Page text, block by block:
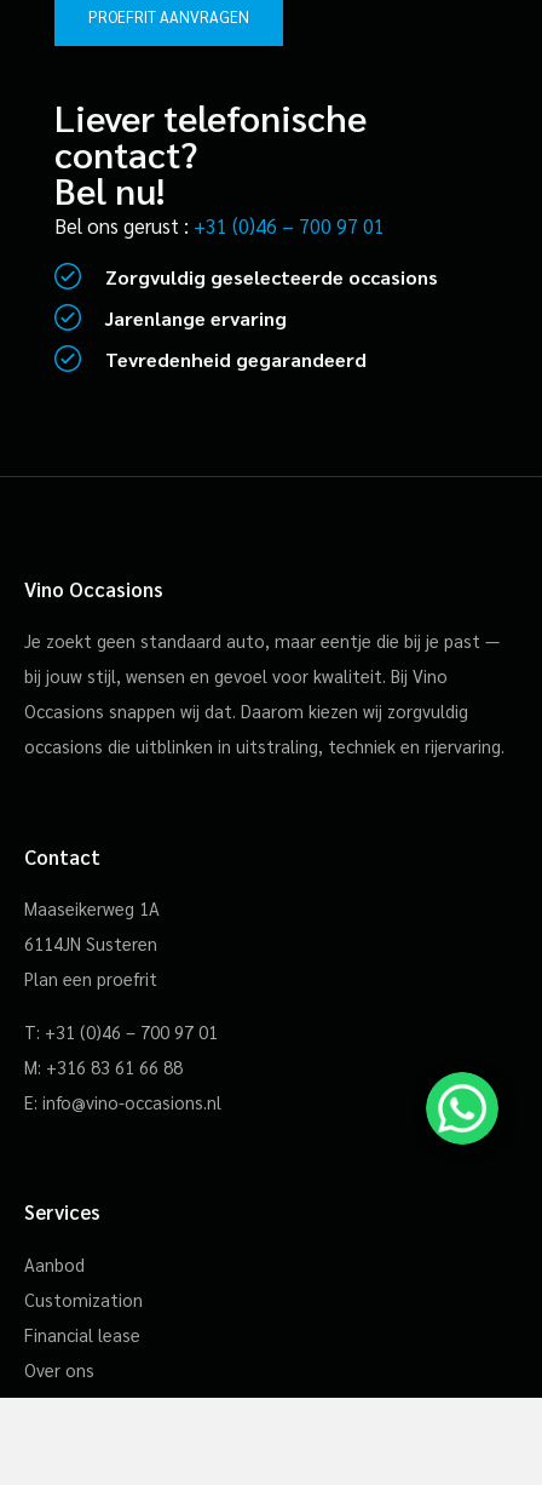
Liever telefonische
contact?
Bel nu!
Bel ons gerust : +31 (0)46 – 700 97 01
Zorgvuldig geselecteerde occasions
Jarenlange ervaring
Tevredenheid gegarandeerd
Vino Occasions
Je zoekt geen standaard auto, maar eentje die bij je past —
bij jouw stijl, wensen en gevoel voor kwaliteit. Bij Vino
Occasions snappen wij dat. Daarom kiezen wij zorgvuldig
occasions die uitblinken in uitstraling, techniek en rijervaring.
Contact
Maaseikerweg 1A
6114JN Susteren
Plan een proefrit
T: +31 (0)46 – 700 97 01
M: +316 83 61 66 88
E: info@vino-occasions.nl
Services
Aanbod
Customization
Financial lease
Over ons